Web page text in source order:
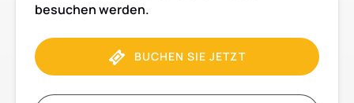
besuchen werden.
BUCHEN SIE JETZT